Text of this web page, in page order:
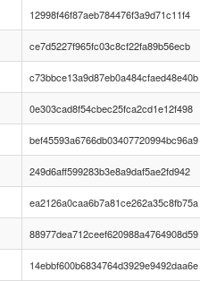
12998f46f87aeb784476f3a9d71c11f4
ce7d5227f965fc03c8cf22fa89b56ecb
c73bbce13a9d87eb0a484cfaed48e40b
0e303cad8f54cbec25fca2cd1e12f498
bef45593a6766db03407720994bc96a9
249d6aff599283b3e8a9daf5ae2fd942
ea2126a0caa6b7a81ce262a35c8fb75a
88977dea712ceef620988a4764908d59
14ebbf600b6834764d3929e9492daa6e